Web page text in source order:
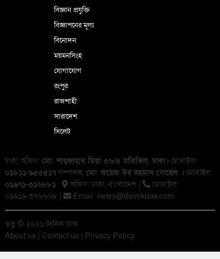
বিজ্ঞান প্রযুক্তি
বিজ্ঞাপনের মূল্য
বিনোদন
ময়মনসিংহ
যোগাযোগ
রংপুর
রাজশাহী
সারাদেশ
সিলেট
ঢাকা অফিস: মো: শাহ্জাহান মিয়া ৫৬/৪ মতিঝিল, ঢাকা। মোবাইল:
০১৮১১-৯৫৫৫১৭সম্পাদক, মো: ফয়েজ উর রহমান সোহেল । মোবাইল:
০১৯৭১-৩১৬৮৮১
অফিস: ঢাকা, বাংলা‌দেশ |
মোবাইল:
০১৯১৯-৩৭৬৬৬৮ |
Email: news@doinikdak.com
স্বত্ব © ২০২১ দৈনিক ডাক
About us | Contact us | Privacy Policy